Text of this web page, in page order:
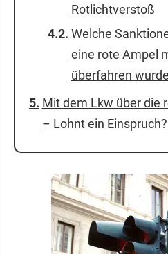
Rotlichtverstoß
Welche
eine rote Ampel
überfahren
Mit dem Lkw über die
– Lohnt ein Einspruch?